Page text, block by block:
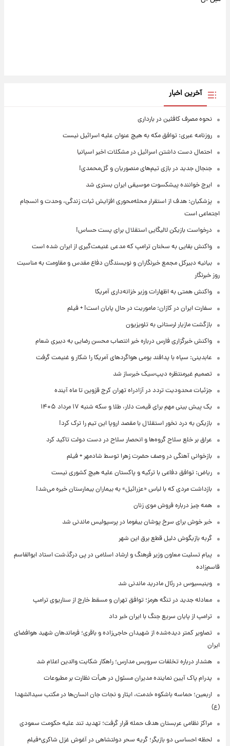
آخرین اخبار
نحوه مصرف کافئین در بارداری
روزنامه عبری: توافق مکه به هیچ عنوان علیه اسرائیل نیست
احتمال دست داشتن اسرائیل در مشکلات اخیر اسپانیا
جنجال جدید در بازی تیم‌های منصوریان و گل‌محمدی!
ایرج خواننده پیشکسوت موسیقی ایران بستری شد
پزشکیان: هدف از استقرار محله‌محوری افزایش ثبات زندگی، وحدت و انسجام
اجتماعی است
درخواست بازیکن لالیگایی استقلال برای پست حساس!
واکنش بقایی به سخنان ترامپ که مدعی غنیمت‌گیری از ایران شده است
بیانیه دبیرکل مجمع خبرنگاران و نویسندگان دفاع مقدس و مقاومت به مناسبت
روز خبرنگار
واکنش همتی به اظهارات وزیر خزانه‌داری آمریکا
سفارت ایران در کازان: ماموریت در حال پایان است! + فیلم
بازگشت مازیار لرستانی به تلویزیون
واکنش خبرگزاری فارس درباره خبر انتصاب محسن رضایی به دبیری شعام
عابدینی: سپاه با پدافند بومی هواگردهای آمریکا را شکار و غنیمت گرفت
تصمیم غیرمنتظره دیپ‌سیک خبرساز شد
جزئیات محدودیت تردد در آزادراه تهران کرج قزوین تا ماه آینده
یک پیش ‌بینی مهم برای قیمت دلار، طلا و سکه شنبه ۱۷ مرداد ۱۴۰۵
بازیکن به درد نخور استقلال با مقصد اروپا این تیم را ترک کرد!
عراق بر خلع سلاح گروه‌ها و انحصار سلاح در دست دولت تاکید کرد
بازخوانی آهنگی در وصف حضرت زهرا توسط شادمهر + فیلم
ریاض: توافق دفاعی با ترکیه و پاکستان علیه هیچ کشوری نیست
بازداشت مردی که با لباس «عزرائیل» به بیماران بیمارستان خیره می‌شد!
همه چیز درباره فروش موی زنان
خبر خوش برای سرخ پوشان بیفوما در پرسپولیس ماندنی شد
گربه بازیگوش دلیل قطع برق این شهر
پیام تسلیت معاون وزیر فرهنگ و ارشاد اسلامی در پی درگذشت استاد ابوالقاسم
قاسم‌زاده
وینیسیوس در رئال مادرید ماندنی شد
معادله جدید در تنگه هرمز؛ توافق تهران و مسقط خارج از سناریوی ترامپ
ترامپ از پایان سریع جنگ با ایران خبر داد
تصاویر کمتر دیده‌شده از شهیدان حاجی‌زاده و باقری؛ فرماندهان شهید هوافضای
ایران
هشدار درباره تخلفات سرویس مدارس؛ راهکار شکایت والدین اعلام شد
پدرام پاک آیین نماینده مدیران مسئول در هیأت نظارت بر مطبوعات
اربعین؛ حماسه باشکوه خدمت، ایثار و نجات جان انسان‌ها در مکتب سیدالشهدا
(ع)
مراکز نظامی عربستان هدف حمله قرار گرفت؛ تهدید تند علیه حکومت سعودی
لحظه احساسی دو بازیگر؛ گریه سحر دولتشاهی در آغوش غزل شاکری+فیلم